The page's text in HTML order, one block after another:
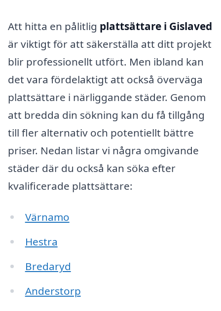
Att hitta en pålitlig plattsättare i Gislaved
är viktigt för att säkerställa att ditt projekt
blir professionellt utfört. Men ibland kan
det vara fördelaktigt att också överväga
plattsättare i närliggande städer. Genom
att bredda din sökning kan du få tillgång
till fler alternativ och potentiellt bättre
priser. Nedan listar vi några omgivande
städer där du också kan söka efter
kvalificerade plattsättare:
Värnamo
Hestra
Bredaryd
Anderstorp